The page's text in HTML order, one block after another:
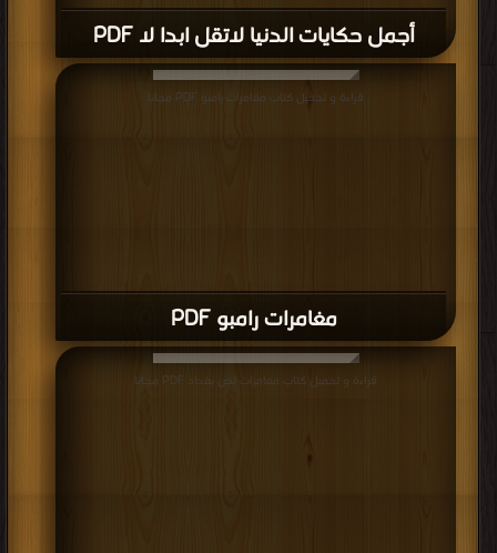
أجمل حكايات الدنيا لاتقل ابدا لا PDF
مغامرات رامبو PDF
قراءة و تحميل كتاب مغامرات رامبو PDF مجانا
قراءة و تحميل كتاب مغامرات لص بغداد PDF مجانا